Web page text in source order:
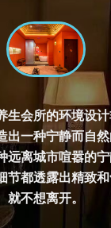
生会所的环境设
出一种宁静而自
远离城市喧嚣的
节都透露出精致
就不想离开。